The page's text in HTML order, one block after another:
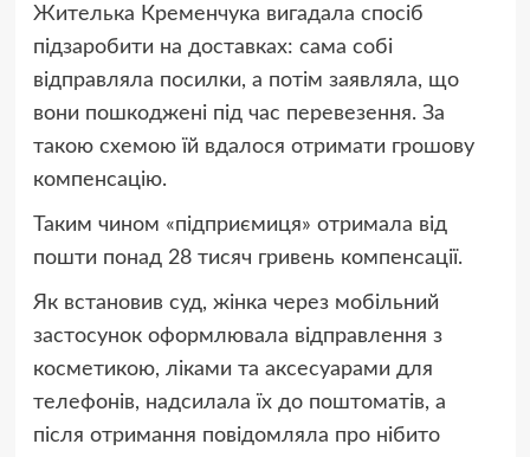
Жителька Кременчука вигадала спосіб
підзаробити на доставках: сама собі
відправляла посилки, а потім заявляла, що
вони пошкоджені під час перевезення. За
такою схемою їй вдалося отримати грошову
компенсацію.
Таким чином «підприємиця» отримала від
пошти понад 28 тисяч гривень компенсації.
Як встановив суд, жінка через мобільний
застосунок оформлювала відправлення з
косметикою, ліками та аксесуарами для
телефонів, надсилала їх до поштоматів, а
після отримання повідомляла про нібито